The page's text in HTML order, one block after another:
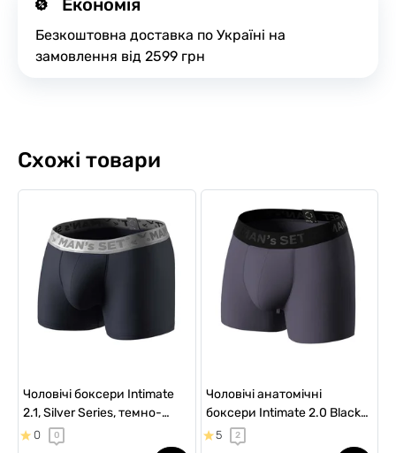
Економія
Безкоштовна доставка по Україні на
замовлення від 2599 грн
Схожі товари
Чоловічі боксери Intimate
2.1, Silver Series, темно-
синій
0 0
Чоловічі анатомічні
боксери Intimate 2.0 Black
Series Micromodal,
графітовий
5 2